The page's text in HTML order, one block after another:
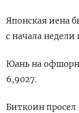
Японская ‌иена
с начала недели
Юань на
6,9027.
Биткоин просел